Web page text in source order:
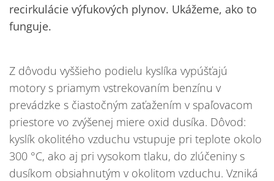
recirkulácie výfukových plynov. Ukážeme, ako to
funguje.
Z dôvodu vyššieho podielu kyslíka vypúšťajú
motory s priamym vstrekovaním benzínu v
prevádzke s čiastočným zaťažením v spaľovacom
priestore vo zvýšenej miere oxid dusíka. Dôvod:
kyslík okolitého vzduchu vstupuje pri teplote okolo
300 °C, ako aj pri vysokom tlaku, do zlúčeniny s
dusíkom obsiahnutým v okolitom vzduchu. Vzniká